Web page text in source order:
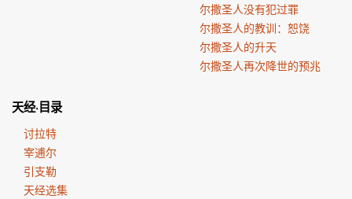
尔撒圣人没有犯过罪
尔撒圣人的教训：恕饶
尔撒圣人的升天
尔撒圣人再次降世的预兆
天经·目录
讨拉特
宰逋尔
引支勒
天经选集